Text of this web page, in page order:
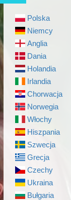
Polska
Niemcy
Anglia
Dania
Holandia
Irlandia
Chorwacja
Norwegia
Włochy
Hiszpania
Szwecja
Grecja
Czechy
Ukraina
Bułgaria